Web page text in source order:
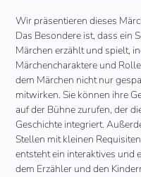
Wir präsentieren dieses
Das Besondere ist, dass ein
Märchen erzählt und spielt,
Märchencharaktere und
dem Märchen nicht nur
mitwirken. Sie können ihre
auf der Bühne zurufen, der
Geschichte integriert.
Stellen mit kleinen
entsteht ein interaktives und
dem Erzähler und den